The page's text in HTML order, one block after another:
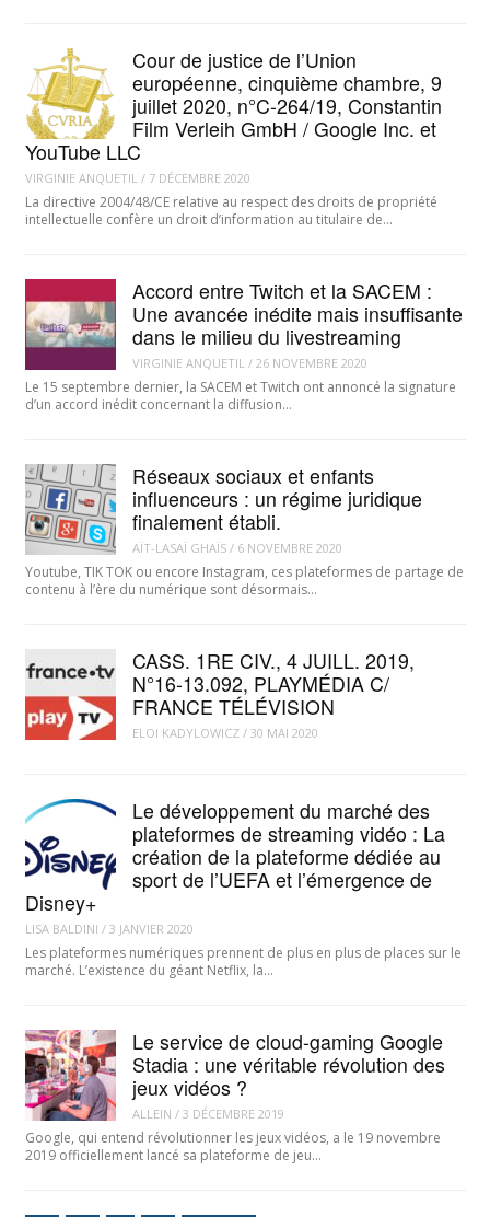
Cour de justice de l’Union
européenne, cinquième chambre, 9
juillet 2020, n°C-264/19, Constantin
Film Verleih GmbH / Google Inc. et
YouTube LLC
VIRGINIE ANQUETIL / 7 DÉCEMBRE 2020
La directive 2004/48/CE relative au respect des droits de propriété
intellectuelle confère un droit d’information au titulaire de…
Accord entre Twitch et la SACEM :
Une avancée inédite mais insuffisante
dans le milieu du livestreaming
VIRGINIE ANQUETIL / 26 NOVEMBRE 2020
Le 15 septembre dernier, la SACEM et Twitch ont annoncé la signature
d’un accord inédit concernant la diffusion…
Réseaux sociaux et enfants
influenceurs : un régime juridique
finalement établi.
AÏT-LASAÏ GHAÏS/ 6 NOVEMBRE 2020
Youtube, TIK TOK ou encore Instagram, ces plateformes de partage de
contenu à l’ère du numérique sont désormais…
CASS. 1RE CIV., 4 JUILL. 2019,
N°16-13.092, PLAYMÉDIA C/
FRANCE TÉLÉVISION
ELOI KADYLOWICZ/ 30 MAI 2020
Le développement du marché des
plateformes de streaming vidéo : La
création de la plateforme dédiée au
sport de l’UEFA et l’émergence de
Disney+
LISA BALDINI / 3 JANVIER 2020
Les plateformes numériques prennent de plus en plus de places sur le
marché. L’existence du géant Netflix, la…
Le service de cloud-gaming Google
Stadia : une véritable révolution des
jeux vidéos ?
ALLEIN / 3 DÉCEMBRE 2019
Google, qui entend révolutionner les jeux vidéos, a le 19 novembre
2019 officiellement lancé sa plateforme de jeu…